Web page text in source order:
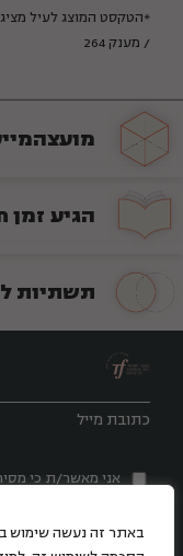
*הטקסט המוצג לעיל
/ מענק 264
מועצה
הגיע זמן
תשתיות
אני מאשר/ת כי
אני מסכים/ה לקבל